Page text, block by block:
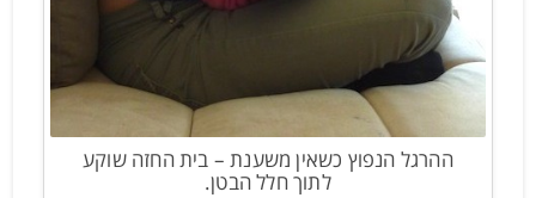
ההרגל הנפוץ כשאין משענת – בית החזה שוקע
לתוך חלל הבטן.